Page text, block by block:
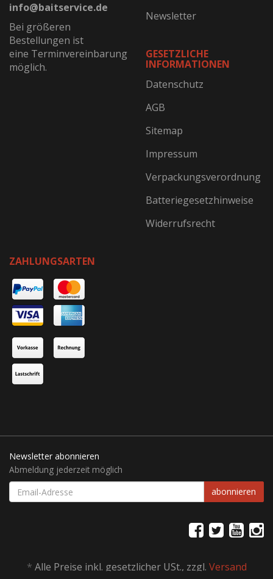
info@baitservice.de
Bei größeren
Bestellungen ist
eine Terminvereinbarung
möglich.
Newsletter
GESETZLICHE
INFORMATIONEN
Datenschutz
AGB
Sitemap
Impressum
Verpackungsverordnung
Batteriegesetzhinweise
Widerrufsrecht
ZAHLUNGSARTEN
Newsletter abonnieren
Abmeldung jederzeit möglich
EMAIL-
ADRESSE
abonnieren
* Alle Preise inkl. gesetzlicher USt., zzgl. Versand